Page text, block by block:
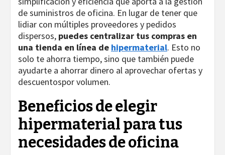
de suministros de oficina. En lugar de tener que
lidiar con múltiples proveedores y pedidos
dispersos, puedes centralizar tus compras en
una tienda en línea de hipermaterial. Esto no
solo te ahorra tiempo, sino que también puede
ayudarte a ahorrar dinero al aprovechar ofertas y
descuentospor volumen.
Beneficios de elegir
hipermaterial para tus
necesidades de oficina